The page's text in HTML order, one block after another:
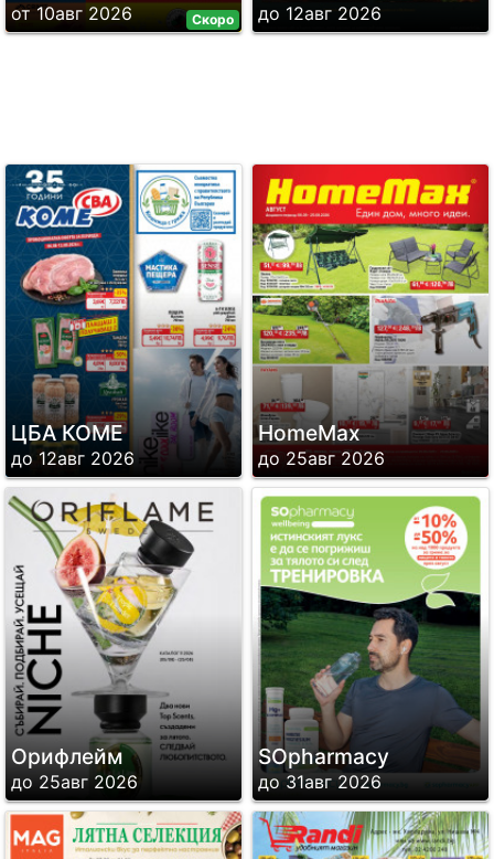
Скоро
от 10авг 2026 до 12авг 2026
ЦБА КОМЕ
до 12авг 2026
HomeMax
до 25авг 2026
Орифлейм
до 25авг 2026
SОpharmacy
до 31авг 2026